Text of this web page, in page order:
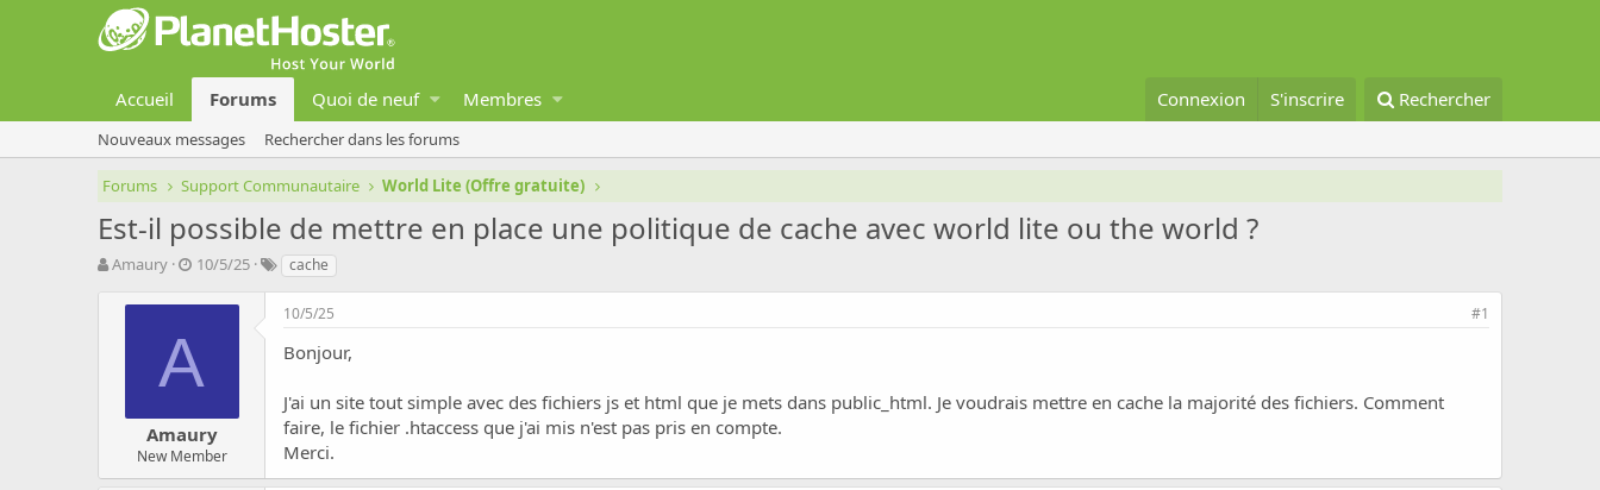
Accueil Forums Quoi de neuf Membres Connexion S'inscrire Rechercher
Nouveaux messages Rechercher dans les forums
Forums Support Communautaire World Lite (Offre gratuite)
Est-il possible de mettre en place une politique de cache avec world lite ou the world ?
A
d
Amaury
D
t
e
d
b
u
t
10/5/25
T
g
cache
A
Amaury
New Member
10/5/25 #1
Bonjour,
J'ai un site tout simple avec des fichiers js et html que je mets dans public_html. Je voudrais mettre en cache la majorité des fichiers. Comment
faire, le fichier .htaccess que j'ai mis n'est pas pris en compte.
Merci.